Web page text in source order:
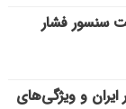
سنسور فشار
ایران و ویژگی‌های